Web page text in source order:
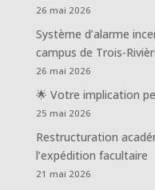
26 mai 2026
Système d’alarme
campus de Trois-
26 mai 2026
🌟 Votre implication
25 mai 2026
Restructuration
l’expédition facultaire
21 mai 2026